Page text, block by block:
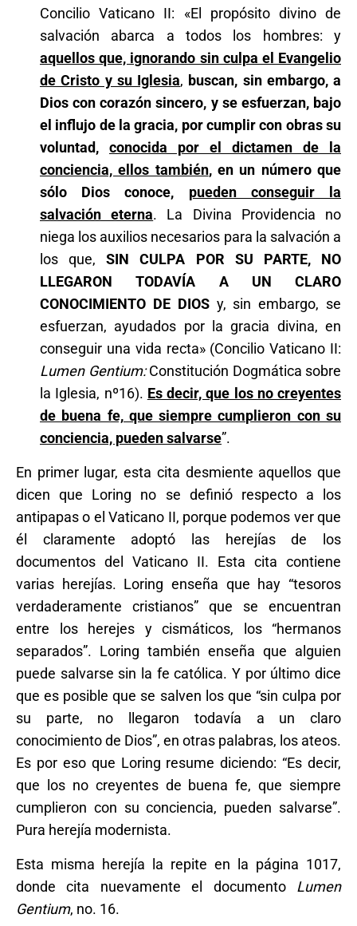
Concilio Vaticano II: «El propósito divino de
salvación abarca a todos los hombres: y
aquellos que, ignorando sin culpa el Evangelio
de Cristo y su Iglesia, buscan, sin embargo, a
Dios con corazón sincero, y se esfuerzan, bajo
el influjo de la gracia, por cumplir con obras su
voluntad, conocida por el dictamen de la
conciencia, ellos también, en un número que
sólo Dios conoce, pueden conseguir la
salvación eterna. La Divina Providencia no
niega los auxilios necesarios para la salvación a
los que,SIN CULPA POR SU PARTE, NO
LLEGARON TODAVÍA A UN CLARO
CONOCIMIENTO DE DIOSy, sin embargo, se
esfuerzan, ayudados por la gracia divina, en
conseguir una vida recta» (Concilio Vaticano II:
Lumen Gentium:Constitución Dogmática sobre
la Iglesia, nº16). Es decir, que los no creyentes
de buena fe, que siempre cumplieron con su
conciencia, pueden salvarse”.
En primer lugar, esta cita desmiente aquellos que
dicen que Loring no se definió respecto a los
antipapas o el Vaticano II, porque podemos ver que
él claramente adoptó las herejías de los
documentos del Vaticano II. Esta cita contiene
varias herejías. Loring enseña que hay “tesoros
verdaderamente cristianos” que se encuentran
entre los herejes y cismáticos, los “hermanos
separados”. Loring también enseña que alguien
puede salvarse sin la fe católica. Y por último dice
que es posible que se salven los que “sin culpa por
su parte, no llegaron todavía a un claro
conocimiento de Dios”, en otras palabras, los ateos.
Es por eso que Loring resume diciendo: “Es decir,
que los no creyentes de buena fe, que siempre
cumplieron con su conciencia, pueden salvarse”.
Pura herejía modernista.
Esta misma herejía la repite en la página 1017,
donde cita nuevamente el documento Lumen
Gentium, no. 16.